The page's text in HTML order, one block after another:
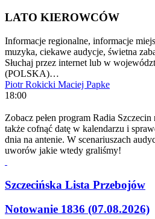
LATO KIEROWCÓW
Informacje regionalne, informacje
muzyka, ciekawe audycje, świetna
Słuchaj przez internet lub w
(POLSKA)…
Piotr Rokicki Maciej Papke
18:00
Zobacz pełen program Radia
także cofnąć datę w kalendarzu i
dnia na antenie. W scenariuszach
uworów jakie wtedy graliśmy!
Szczecińska Lista Przebojów
Notowanie 1836 (07.08.2026)